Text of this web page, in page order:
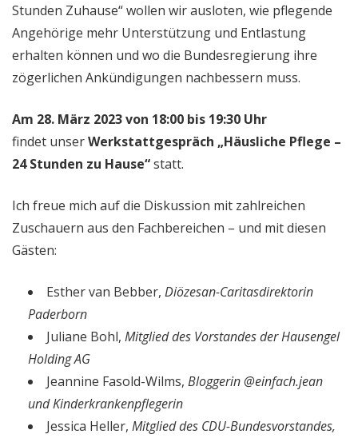
Stunden Zuhause“ wollen wir ausloten, wie pflegende
Angehörige mehr Unterstützung und Entlastung
erhalten können und wo die Bundesregierung ihre
zögerlichen Ankündigungen nachbessern muss.
Am 28. März 2023 von 18:00 bis 19:30 Uhr
findet unserWerkstattgespräch „Häusliche Pflege –
24 Stunden zu Hause“statt.
Ich freue mich auf die Diskussion mit zahlreichen
Zuschauern aus den Fachbereichen – und mit diesen
Gästen:
Esther van Bebber, Diözesan-Caritasdirektorin
Paderborn
Juliane Bohl, Mitglied des Vorstandes der Hausengel
Holding AG
Jeannine Fasold-Wilms, Bloggerin @einfach.jean
und Kinderkrankenpflegerin
Jessica Heller, Mitglied des CDU-Bundesvorstandes,